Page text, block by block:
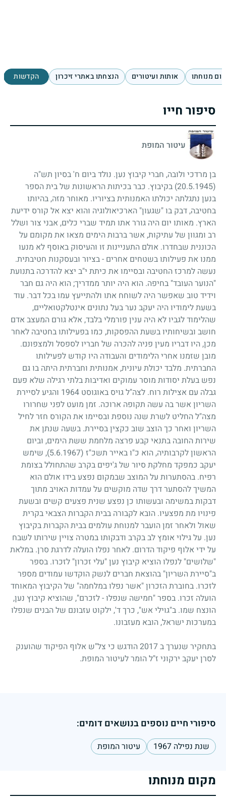
מנוחתו אותות ועיטורים הנצחתו באתרי זיכרון הקדשות
סיפור חייו
עיטור המופת
בן מרדכי ולובה, חברי קיבוץ נען. נולד ביום ח' בסיון תש"ה
(20.5.1945)
בקיבוץ. כבר בכיתות הראשונות של בית הספר
בנען נתגלתה יכולתו האמנותית בציוריו. מאוחר מזה, בהיותו
בחטיבה, דבק בו "שגעון" הארכיאולוגיה והוא יצא אל קורס ידיעת
הארץ. מאותו יום היה גורר אתו תמיד שברי כלים, אבני צור ושלל
רב ומגוון של עתיקות, אשר ברבות הימים מצאו את מקומם על
הכוננית שבחדרו. אולם התעניינות זו והעיסוק באוסף לא מנעו
ממנו את פעילותו בשטחים אחרים - בציור ובעסקנות חטיבתית.
נעשה למרכז החטיבה ובסיימו את כיתת י"ב יצא להדרכה בתנועת
"הנוער העובד" בחיפה. הוא היה יותר ממדריך;הוא היה גם חבר
וידיד טוב שאפשר היה לשוחח אתו ולהתייעץ עמו בכל דבר. עוד
בשעת לימודיו היה יעקב נער בעל נתונים אינטלקטואליים,
שהלימוד לגביו לא היה ענין פורמלי בלבד, אלא גורם המעצב אדם
חושב ובשיחותיו בשעת ההפסקות, כמו בפעילותו בחטיבה לאחר
מכן, היו דבריו מעין פניה להכרה של חבריו לספסל ולמצפונם.
מובן שזמנו אחרי הלימודים והעבודה היו קודש לפעילותו
החברתית. מלבד יכולת עיונית, אמנותית וחברתית היתה בו גם
נפש בעלת יסודות מוסר עמוקים ואדיבות בלתי רגילה שלא פעם
גבלה עם אצילות רוח. לצה"ל גויס באוגוסט 1964 והגיע לסיירת
השריון אשר בה עשה תקופה ארוכה. זמן מועט לפני שחרורו
מצה"ל החליט לשרת שנה נוספת ובסיימו את הקורס חזר לחיל
השריון ואחר כך הוצב שוב כקצין בסיירת. בשעה שנתן את
שירות החובה בתנאי קבע פרצה מלחמת ששת הימים, וביום
הראשון לקרבותיה, הוא כ"ו באייר תשכ"ז (5.6.1967)
, שימש
יעקב כמפקד מחלקת סיור של ג'יפים בקרב שהתחולל בצומת
רפיח. בהסתערות על המוצב שבמקום נפצע בידו אולם הוא
המשיך להסתער דרך שדה מוקשים על עמדות האויב מתוך
דבקות במשימה ובעשותו כן נפצע שנית פצעים קשים ובשעת
פינויו מת מפצעיו. הובא לקבורה בבית הקברות הצבאי בקרית
שאול ולאחר זמן הועבר למנוחת עולמים בבית הקברות בקיבוץ
נען. על גילוי אומץ לב בקרב ודבקותו במטרה צויין שירותו לשבח
על ידי אלוף פיקוד הדרום. לאחר נפלו הועלה לדרגת סרן. במלאת
"שלושים" לנפלו הוציא קיבוץ נען "עלי זכרון" לזכרו. בספר
ב"סיירת השריון" בהוצאת חברים לנשק הוקדשו עמודים מספר
לזכרו. בחוברת הזכרון "אשר נפלו במלחמה" של הקיבוץ המאוחד
הועלה זכרו. בספר "חמישה שנפלו - לזכרם", שהוציא קיבוץ נען,
הונצח שמו. ב"גוילי אש", כרך ד', ילקוט עזבונם של הבנים שנפלו
במערכות ישראל, הובא מעזבונו.
בתחקיר שנערך ב 2017 הודגש כי צל"ש אלוף הפיקוד שהוענק
לסרן יעקב ירקוני ז"ל הומר לעיטור המופת.
סיפורי חיים נוספים בנושאים דומים:
שנת נפילה 1967 עיטור המופת
מקום מנוחתו